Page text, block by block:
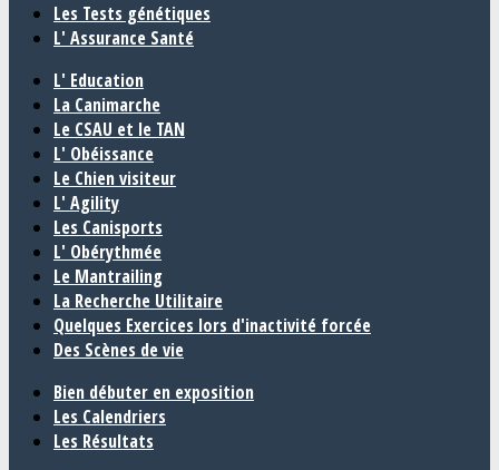
Les Tests génétiques
L' Assurance Santé
L' Education
La Canimarche
Le CSAU et le TAN
L' Obéissance
Le Chien visiteur
L' Agility
Les Canisports
L' Obérythmée
Le Mantrailing
La Recherche Utilitaire
Quelques Exercices lors d'inactivité forcée
Des Scènes de vie
Bien débuter en exposition
Les Calendriers
Les Résultats